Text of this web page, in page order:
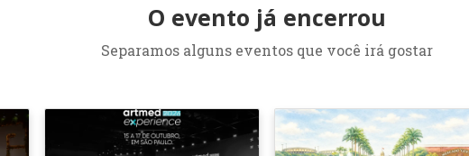
O evento já encerrou
Separamos alguns eventos que você irá gostar